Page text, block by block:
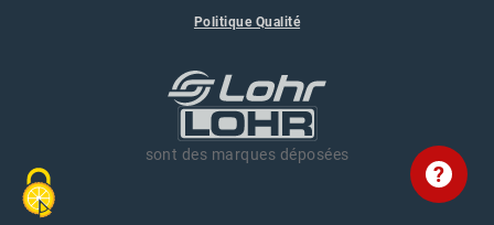
?
Politique Qualité
sont des marques déposées